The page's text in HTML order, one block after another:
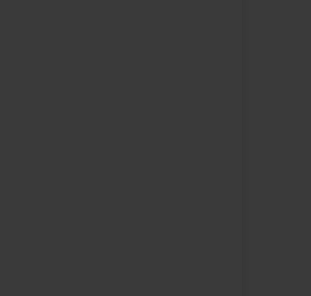
لمساعدتهم على بدء حياة
الدولية لضمان أن أي
الدولية لحقوق الإنسان
والكريمة.